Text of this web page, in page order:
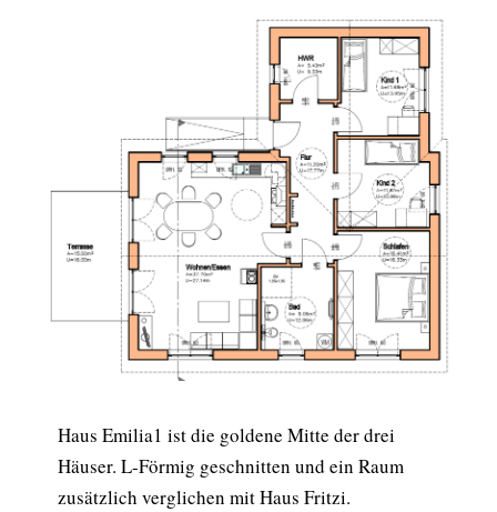
Haus Emilia1 ist die goldene Mitte der drei
Häuser. L-Förmig geschnitten und ein Raum
zusätzlich verglichen mit Haus Fritzi.